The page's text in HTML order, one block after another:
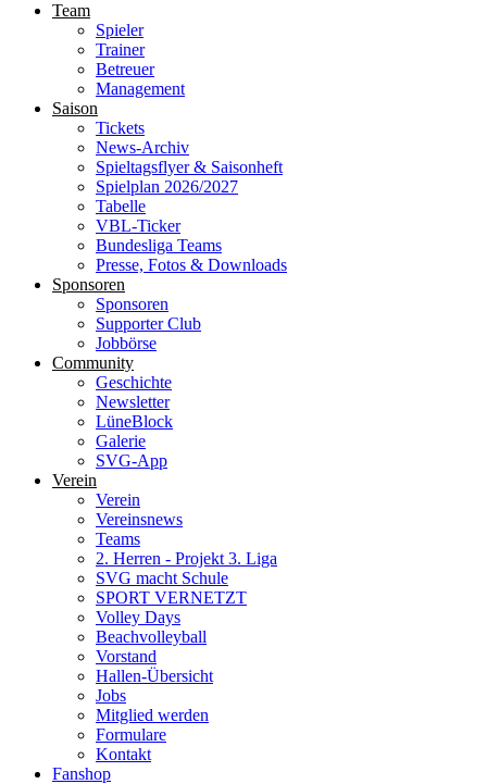
Team
Spieler
Trainer
Betreuer
Management
Saison
Tickets
News-Archiv
Spieltagsflyer & Saisonheft
Spielplan 2026/2027
Tabelle
VBL-Ticker
Bundesliga Teams
Presse, Fotos & Downloads
Sponsoren
Sponsoren
Supporter Club
Jobbörse
Community
Geschichte
Newsletter
LüneBlock
Galerie
SVG-App
Verein
Verein
Vereinsnews
Teams
2. Herren - Projekt 3. Liga
SVG macht Schule
SPORT VERNETZT
Volley Days
Beachvolleyball
Vorstand
Hallen-Übersicht
Jobs
Mitglied werden
Formulare
Kontakt
Fanshop